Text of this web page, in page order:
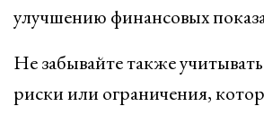
улучшению финансовых
Не забывайте также
риски или ограничения,